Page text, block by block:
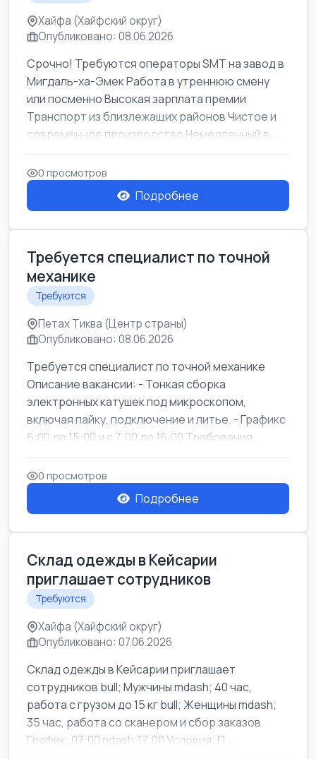
Хайфа (Хайфский округ)
Опубликовано: 08.06.2026
Срочно! Требуются операторы SMT на завод в
Мигдаль-ха-Эмек Работа в утреннюю смену
или посменно Высокая зарплата премии
Транспорт из близлежащих районов Чистое и
современное производство Немедленный в...
0 просмотров
Подробнее
Требуется специалист по точной
механике
Требуются
Петах Тиква (Центр страны)
Опубликовано: 08.06.2026
Требуется специалист по точной механике
Описание вакансии: - Тонкая сборка
электронных катушек под микроскопом,
включая пайку, подключение и литье. - Графикс
6:00 до 15:00 и с 7:00 до 16:00 Требования...
0 просмотров
Подробнее
Склад одежды в Кейсарии
приглашает сотрудников
Требуются
Хайфа (Хайфский округ)
Опубликовано: 07.06.2026
Склад одежды в Кейсарии приглашает
сотрудников bull; Мужчины mdash; 40 час,
работа с грузом до 15 кг bull; Женщины mdash;
35 час, работа со сканером и сбор заказов
График: 07:00 ndash;17:00 Условия: П...